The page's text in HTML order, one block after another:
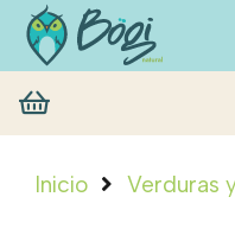
Inicio Verduras